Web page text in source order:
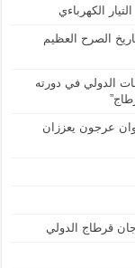
الكهرباءي
الصرح العظيم
الدولي في دورته
الأخوان عرجون يعززان